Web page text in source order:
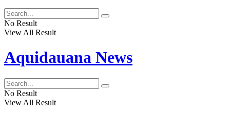
No Result
View All Result
Aquidauana News
No Result
View All Result